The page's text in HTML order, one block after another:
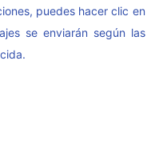
puedes hacer clic en
se enviarán según las